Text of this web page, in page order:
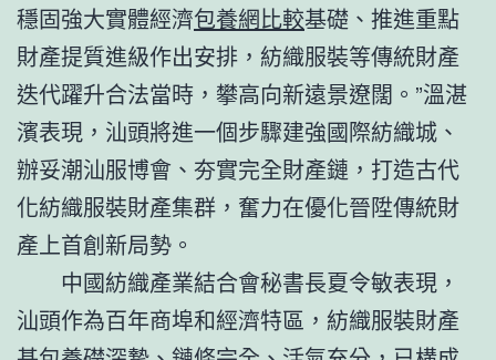
穩固強大實體經濟包養網比較基礎、推進重點
財產提質進級作出安排，紡織服裝等傳統財產
迭代躍升合法當時，攀高向新遠景遼闊。”溫湛
濱表現，汕頭將進一個步驟建強國際紡織城、
辦妥潮汕服博會、夯實完全財產鏈，打造古代
化紡織服裝財產集群，奮力在優化晉陞傳統財
產上首創新局勢。
中國紡織產業結合會秘書長夏令敏表現，
汕頭作為百年商埠和經濟特區，紡織服裝財產